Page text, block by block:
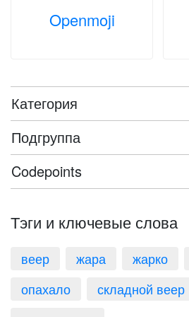
Openmoji
Категория
Подгруппа
Codepoints
Тэги и ключевые слова
веер жара жарко
опахало
складной веер